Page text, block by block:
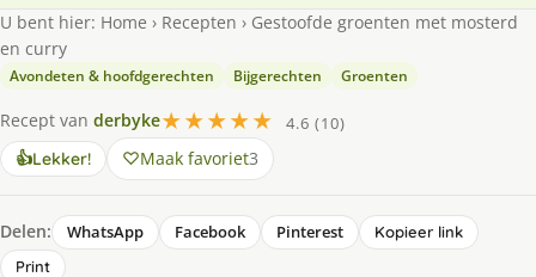
U bent hier: Home › Recepten › Gestoofde groenten met mosterd
en curry
Avondeten & hoofdgerechten Bijgerechten Groenten
Recept van derbyke★★★★★
4.6 (10)
👍Lekker! Maak favoriet3
Delen: WhatsApp Facebook Pinterest
Kopieer link
Print